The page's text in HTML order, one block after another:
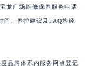
龙广场维修保养服务电话
间、养护建议及FAQ均经
品牌体系内服务网点登记